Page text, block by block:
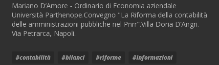
Mariano D’Amore - Ordinario di Economia aziendale
Università Parthenope.Convegno "La Riforma della contabilità
delle amministrazioni pubbliche nel Pnrr".Villa Doria D’Angri.
Via Petrarca, Napoli.
#contabilità #bilanci #riforme
#informazioni